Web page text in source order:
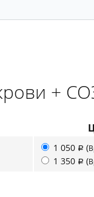
+
1 050 p (
1 350 p (